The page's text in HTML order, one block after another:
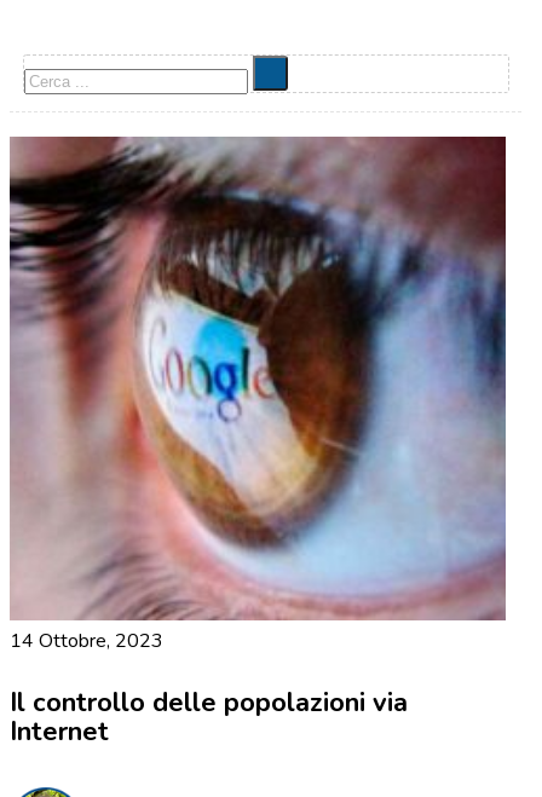
Cerca
14 Ottobre, 2023
Il controllo delle popolazioni via
Internet